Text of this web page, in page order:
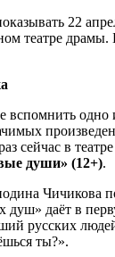
22
театре драмы.
вспомнить одно
сейчас в
души» (12+).
Чичикова
душ» даёт в
русских
ты?».